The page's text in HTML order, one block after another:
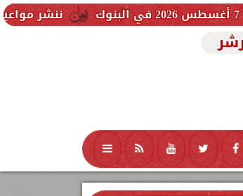
ننشر مواعيد القطارات
تكنولوجيا منوعات محافظات